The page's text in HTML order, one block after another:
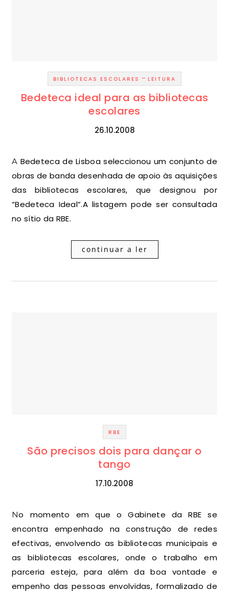
BIBLIOTECAS ESCOLARES - LEITURA
Bedeteca ideal para as bibliotecas
escolares
26.10.2008
A Bedeteca de Lisboa seleccionou um conjunto de
obras de banda desenhada de apoio às aquisições
das bibliotecas escolares, que designou por
“Bedeteca Ideal”.A listagem pode ser consultada
no sítio da RBE.
continuar a ler
RBE
São precisos dois para dançar o
tango
17.10.2008
No momento em que o Gabinete da RBE se
encontra empenhado na construção de redes
efectivas, envolvendo as bibliotecas municipais e
as bibliotecas escolares, onde o trabalho em
parceria esteja, para além da boa vontade e
empenho das pessoas envolvidas, formalizado de